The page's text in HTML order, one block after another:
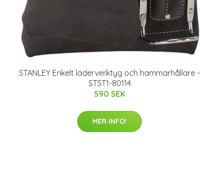
STANLEY Enkelt läderverktyg och hammarhållare -
STST1-80114
590 SEK
MER INFO!